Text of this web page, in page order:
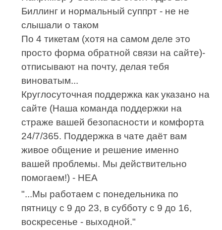
Биллинг и нормальный суппрт - не не
слышали о таком
По 4 тикетам (хотя на самом деле это
просто форма обратной связи на сайте)-
отписывают на почту, делая тебя
виноватым...
Круглосуточная поддержка как указано на
сайте (Наша команда поддержки на
страже вашей безопасности и комфорта
24/7/365. Поддержка в чате даёт вам
живое общение и решение именно
вашей проблемы. Мы действительно
помогаем!) - НЕА
"...Мы работаем с понедельника по
пятницу с 9 до 23, в субботу с 9 до 16,
воскресенье - выходной."